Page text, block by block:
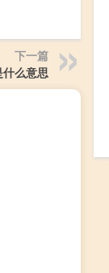
下一篇
么意思